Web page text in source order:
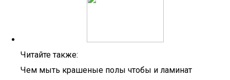
Читайте также:
Чем мыть крашеные полы чтобы и ламинат